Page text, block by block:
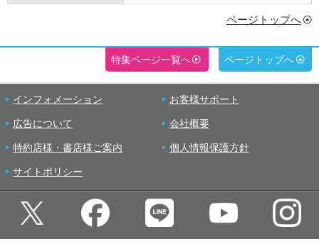
ページトップへ
特集ページ一覧へ ページトップへ
インフォメーション お客様サポート
広告について 会社概要
特約店様・書店様ご案内 個人情報保護方針
サイトポリシー